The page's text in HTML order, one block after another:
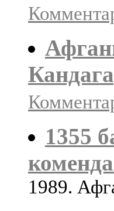
1355
1989.